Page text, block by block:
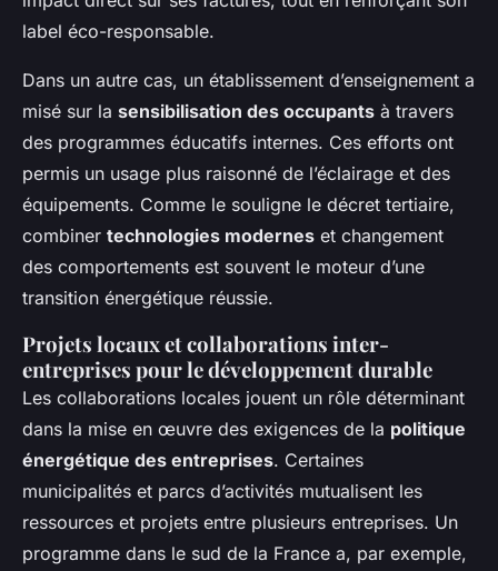
label éco-responsable.
Dans un autre cas, un établissement d’enseignement a
misé sur la sensibilisation des occupants à travers
des programmes éducatifs internes. Ces efforts ont
permis un usage plus raisonné de l’éclairage et des
équipements. Comme le souligne le décret tertiaire,
combiner technologies modernes et changement
des comportements est souvent le moteur d’une
transition énergétique réussie.
Projets locaux et collaborations inter-
entreprises pour le développement durable
Les collaborations locales jouent un rôle déterminant
dans la mise en œuvre des exigences de la politique
énergétique des entreprises. Certaines
municipalités et parcs d’activités mutualisent les
ressources et projets entre plusieurs entreprises. Un
programme dans le sud de la France a, par exemple,